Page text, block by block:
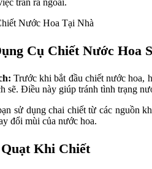
tràn ra ngoài.
Cụ Chiết Nước Hoa
Trước khi bắt đầu chiết nước hoa,
sẽ. Điều này giúp tránh tình trạng
sử dụng chai chiết từ các nguồn
đổi mùi của nước hoa.
Khi Chiết